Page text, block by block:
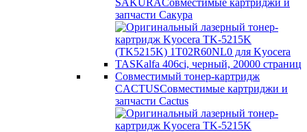
SAKURAСовместимые картриджи и
запчасти Сакура
Совместимый тонер-картридж
CACTUSСовместимые картриджи и
запчасти Cactus